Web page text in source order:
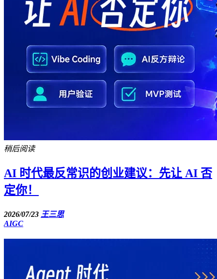
稍后阅读
AI 时代最反常识的创业建议：先让 AI 否
定你！
2026/07/23 王三思
AIGC